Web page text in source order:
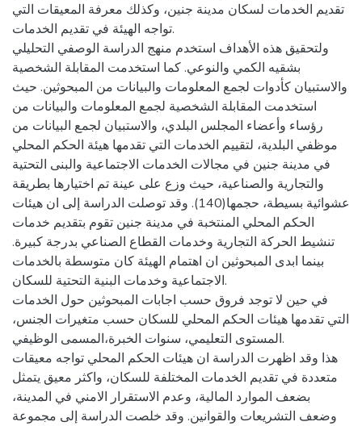
تقديم الخدمات لسكان مدينة جنين، وكذلك معرفة المعيقات التي
تواجه الهيئة في تقديم الخدمات.
ولتحقيق هذه الأهداف استخدم منهج الدراسة الوصفي التحليلي
بشقيه الكمي والنوعي. كما استخدمت المقابلة الشخصية
والاستبيان كأدوات لجمع المعلومات والبيانات من المبحوثين. حيث
استخدمت المقابلة الشخصية لجمع المعلومات والبيانات من
رؤساء وأعضاء المجلس البلدي، والاستبيان لجمع البيانات من
موظفي البلدية، لتقييم الخدمات التي تقدمها هيئة الحكم المحلي
في مدينة جنين في مجالات الخدمات الاجتماعية والبنى التحتية
والتجارية والصناعية، حيث وزع على عينة تم اختيارها بطريقة
عشوائية بسيطة، حجمها(140). وقد توصلت الدراسة إلى ان هيئات
الحكم المحلي المنتخبة في مدينة جنين تقوم بتقديم خدمات
تنشيط الحركة التجارية وخدمات القطاع الصناعي بدرجة كبيرة.
بينما ابدى المبحوثين ان اهتمام الهيئة كان متوسطة بالخدمات
الاجتماعية وخدمات البنية التحتية للسكان.
في حين لا توجد فروق حسب اجابات المبحوثين حول الخدمات
التي تقدمها هيئات الحكم المحلي للسكان حسب متغيرات الجنس،
المستوى التعليمي، سنوات الخبرة،المسمى الوظيفي.
هذا وقد اظهرت الدراسة ان هيئات الحكم المحلي تواجه معيقات
متعددة في تقديم الخدمات المختلفة للسكان، واكثر معيق يتمثل
بضعف الموارد المالية، وعدم الاستقرار الامني في المدينة،
وضعف التشريعات والقوانين. وقد خلصت الدراسة إلى مجموعة